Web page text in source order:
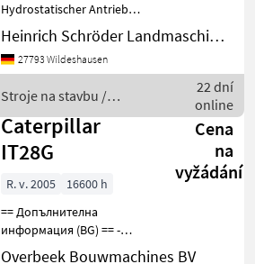
Hydrostatischer Antrieb
________ wassergekühlter
CAT-Sechszylinder-Viertakt-,
Dieselmotor C7.1, Acert mit
Ladeluftkühlu
Heinrich Schröder Landmaschinen KG Wildeshausen
27793 Wildeshausen
Stroje na stavbu /
Caterpillar
22 dní
online
Caterpillar
IT28G
Cena
na
vyžádání
R. v. 2005
16600 h
== Допълнителна
информация (BG) == -
Автоматична система за
Overbeek Bouwmachines BV